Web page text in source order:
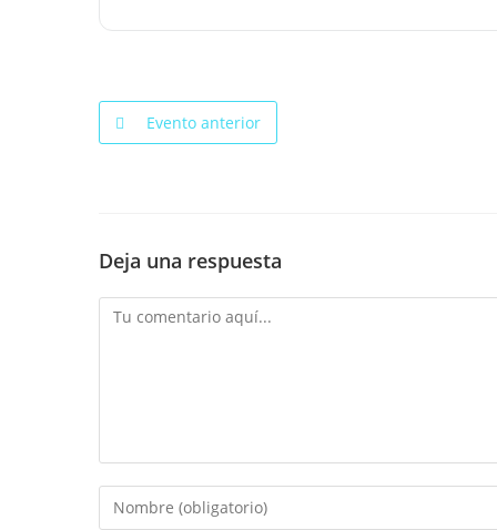
Evento anterior
Deja una respuesta
Comentario
Introduce